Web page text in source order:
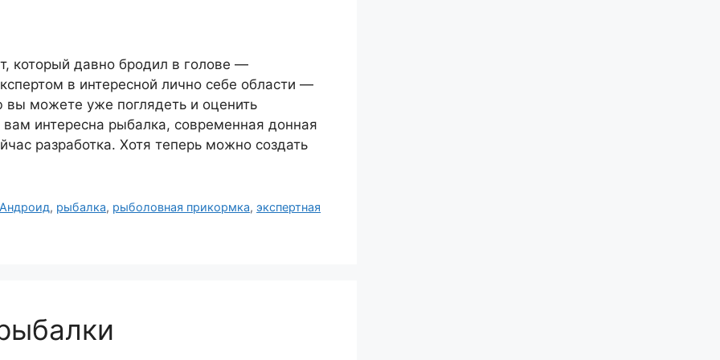
который давно бродил в голове —
в интересной лично себе области —
вы можете уже поглядеть и оценить
интересна рыбалка, современная донная
разработка. Хотя теперь можно создать
, рыбалка, рыболовная прикормка,экспертная